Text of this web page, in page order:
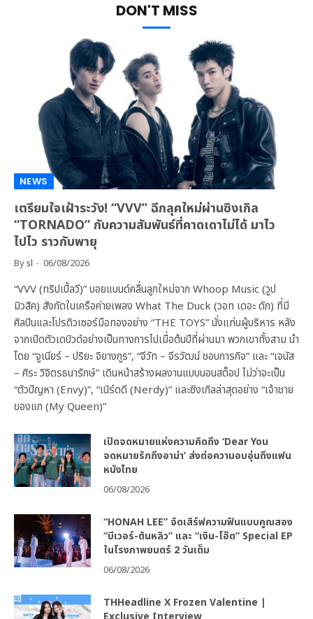
DON'T MISS
NEWS
เตรียมใจเฝ้าระวัง! “VVV” ฉีกลุคใหม่ผ่านซิงเกิล
“TORNADO” กับความสัมพันธ์ที่คาดเดาไม่ได้ มาไว
ไปไว ราวกับพายุ
Bysl 06/08/2026
“VVV (ทริปเปิ้ลวี)” บอยแบนด์คลื่นลูกใหม่จาก Whoop Music (วูป
มิวสิค) สังกัดในเครือค่ายเพลง What The Duck (วอท เดอะ ดัก) ที่มี
ศิลปินและโปรดิวเซอร์มือทองอย่าง “THE TOYS” นั่งแท่นผู้บริหาร หลัง
จากเปิดตัวเดบิวต์อย่างเป็นทางการไปเมื่อต้นปีที่ผ่านมา พวกเขาทั้งสาม นำ
โดย “จูเนียร์ – ปริยะ จิยางกูร”, “จีวัท – จีรวัฒน์ ชอบการกิจ” และ “เจนัส
– ศิระ วิจิตรธนารักษ์” เดินหน้าสร้างผลงานแบบนอนสต็อป ไม่ว่าจะเป็น
“ตัวปัญหา (Envy)”, “เนิร์ดดี (Nerdy)” และซิงเกิลล่าสุดอย่าง “เจ้าชาย
ของแก (My Queen)”
เปิดจดหมายแห่งความคิดถึง ‘Dear You
จดหมายรักถึงอาม่า’ ส่งต่อความอบอุ่นถึงแฟน
หนังไทย
06/08/2026
“HONAH LEE” จัดเสิร์ฟความฟินแบบคูณสอง
“บีเวอร์-ต้นหลิว” และ “เงิน-โอ๊ต” Special EP
ในโรงภาพยนตร์ 2 วันเต็ม
06/08/2026
THHeadline X Frozen Valentine |